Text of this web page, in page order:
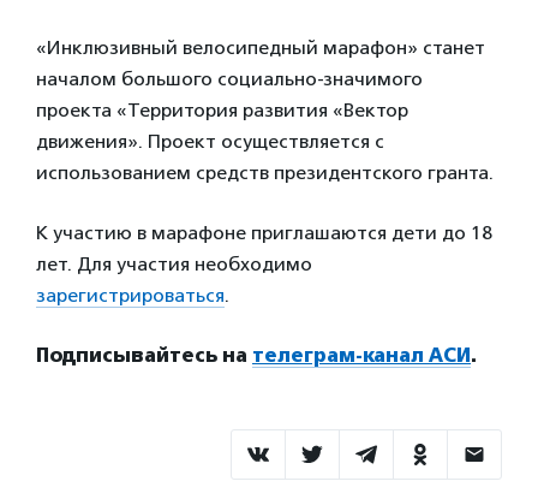
«Инклюзивный велосипедный марафон» станет
началом большого социально-значимого
проекта «Территория развития «Вектор
движения». Проект осуществляется с
использованием средств президентского гранта.
К участию в марафоне приглашаются дети до 18
лет. Для участия необходимо
зарегистрироваться.
Подписывайтесь на телеграм-канал АСИ.